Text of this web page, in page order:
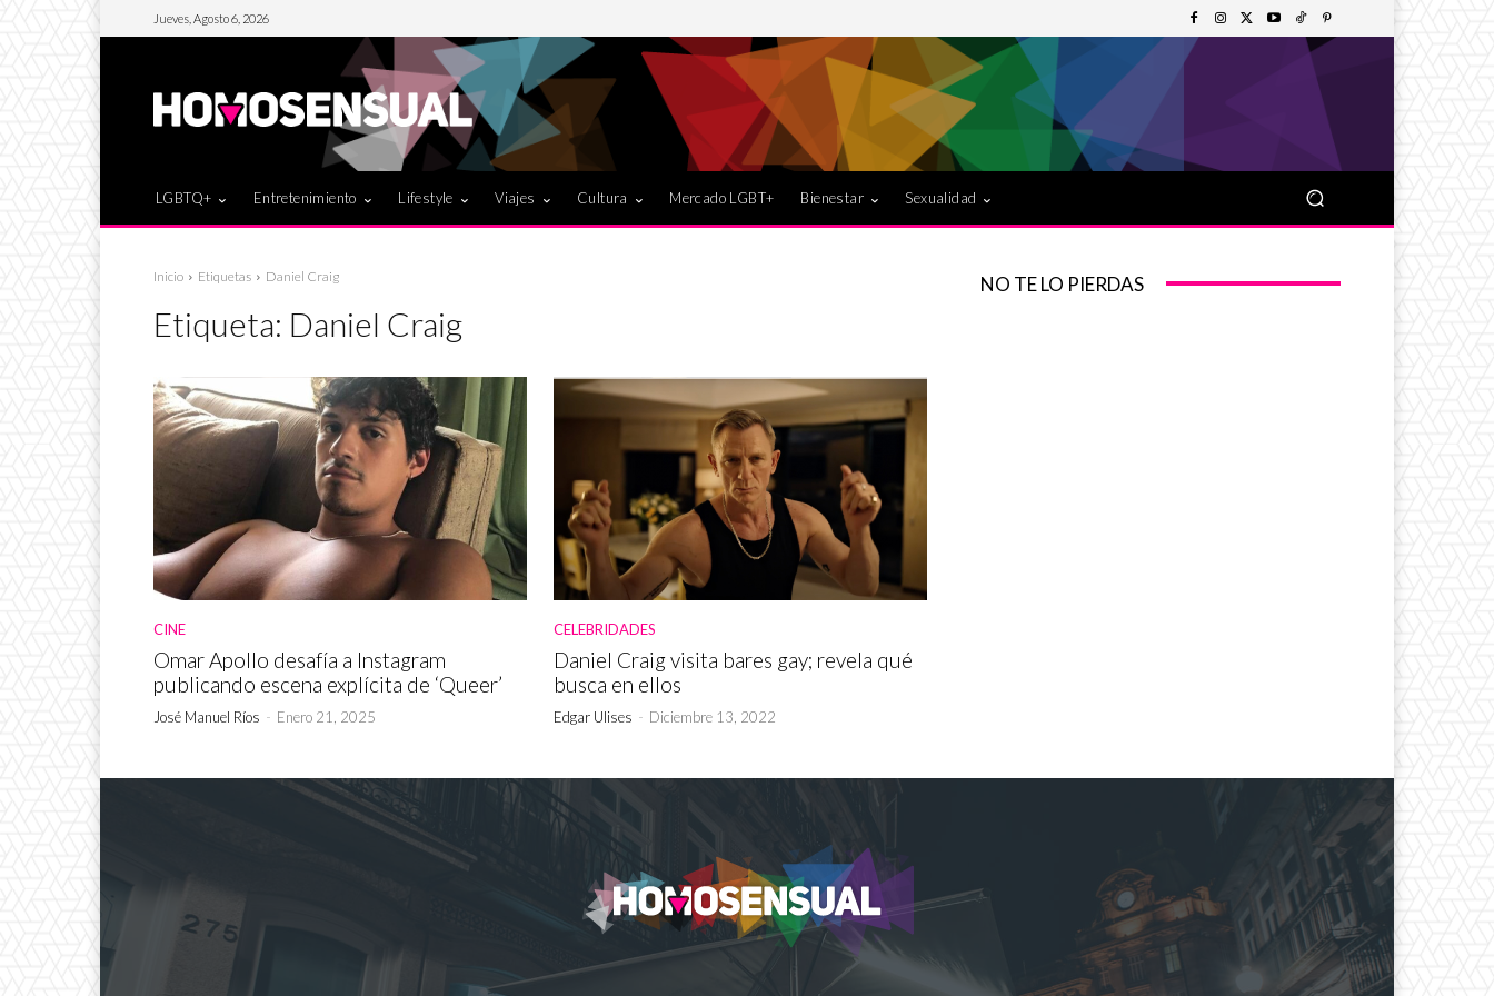
Jueves, Agosto 6, 2026
LGBTQ+ Entretenimiento Lifestyle Viajes Cultura Mercado LGBT+ Bienestar Sexualidad
Inicio Etiquetas Daniel Craig
Etiqueta: Daniel Craig
CINE
Omar Apollo desafía a Instagram
publicando escena explícita de ‘Queer’
José Manuel Ríos - Enero 21, 2025
CELEBRIDADES
Daniel Craig visita bares gay; revela qué
busca en ellos
Edgar Ulises - Diciembre 13, 2022
NO TE LO PIERDAS